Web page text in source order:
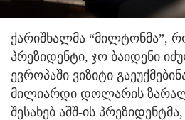
ქარიშხალმა “მილტონმა”,
პრეზიდენტი, ჯო ბაიდენი
ევროპაში ვიზიტი
მილიარდი დოლარის
შესახებ აშშ-ის